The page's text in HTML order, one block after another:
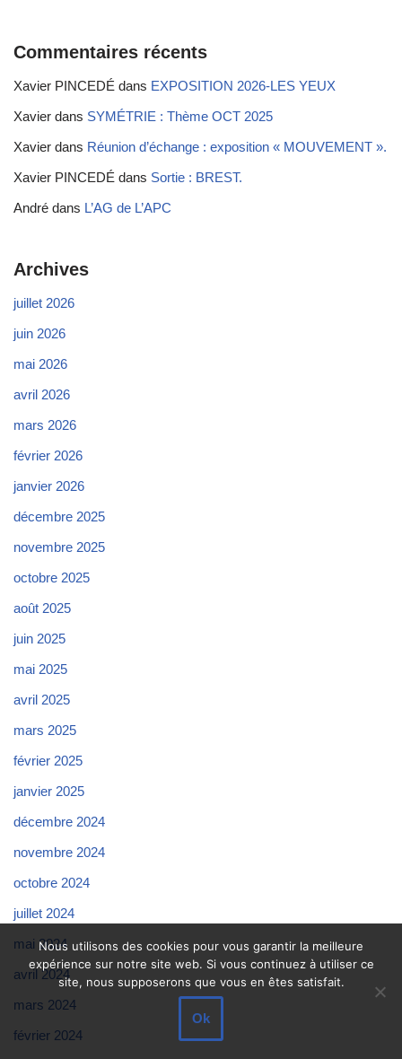
Commentaires récents
Xavier PINCEDÉ dans EXPOSITION 2026-LES YEUX
Xavier dans SYMÉTRIE : Thème OCT 2025
Xavier dans Réunion d’échange : exposition « MOUVEMENT ».
Xavier PINCEDÉ dans Sortie : BREST.
André dans L’AG de L’APC
Archives
juillet 2026
juin 2026
mai 2026
avril 2026
mars 2026
février 2026
janvier 2026
décembre 2025
novembre 2025
octobre 2025
août 2025
juin 2025
mai 2025
avril 2025
mars 2025
février 2025
janvier 2025
décembre 2024
novembre 2024
octobre 2024
juillet 2024
mai 2024
avril 2024
mars 2024
février 2024
Nous utilisons des cookies pour vous garantir la meilleure
expérience sur notre site web. Si vous continuez à utiliser ce
site, nous supposerons que vous en êtes satisfait.
Ok